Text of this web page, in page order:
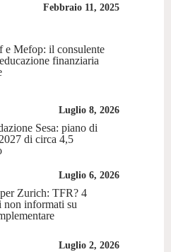
Febbraio 11, 2025
e Mefop: il consulente
finanziaria
Luglio 8, 2026
Sesa: piano di
di circa 4,5
Luglio 6, 2026
Zurich: TFR? 4
non informati su
Luglio 2, 2026